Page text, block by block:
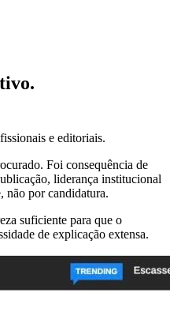
e editoriais.
Foi consequência de
liderança institucional
por candidatura.
suficiente para que o
de explicação extensa.